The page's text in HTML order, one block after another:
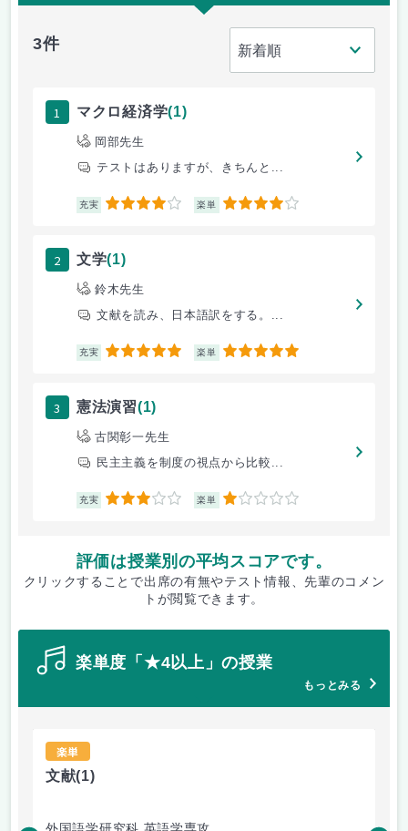
3件
1 マクロ経済学(1)
岡部先生
テストはありますが、きちんと...
充実 4 楽単 4
2 文学(1)
鈴木先生
文献を読み、日本語訳をする。...
充実 5 楽単 5
3 憲法演習(1)
古関彰一先生
民主主義を制度の視点から比較...
充実 3 楽単 1
評価は授業別の平均スコアです。
クリックすることで出席の有無やテスト情報、先輩のコメン
トが閲覧できます。
楽単度「★4以上」の授業
もっとみる
楽単
文献(1)